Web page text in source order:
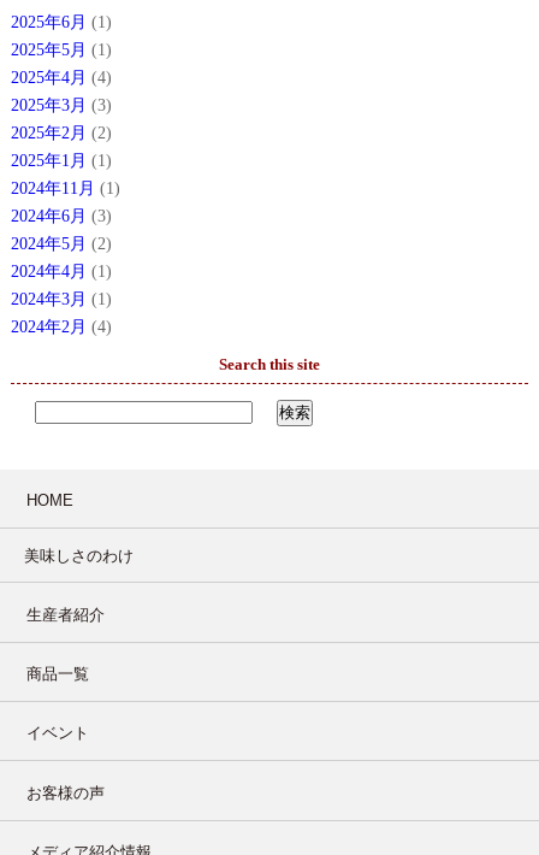
2025年6月 (1)
2025年5月 (1)
2025年4月 (4)
2025年3月 (3)
2025年2月 (2)
2025年1月 (1)
2024年11月 (1)
2024年6月 (3)
2024年5月 (2)
2024年4月 (1)
2024年3月 (1)
2024年2月 (4)
Search this site
HOME
美味しさのわけ
生産者紹介
商品一覧
イベント
お客様の声